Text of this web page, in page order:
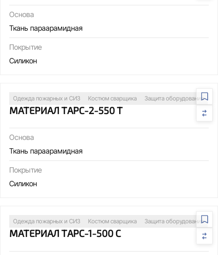
Основа
Ткань параарамидная
Покрытие
Силикон
Одежда пожарных и СИЗ Костюм сварщика Защита оборудования
МАТЕРИАЛ ТАРС-2-550 Т
Основа
Ткань параарамидная
Покрытие
Силикон
Одежда пожарных и СИЗ Костюм сварщика Защита оборудования
МАТЕРИАЛ ТАРС-1-500 С